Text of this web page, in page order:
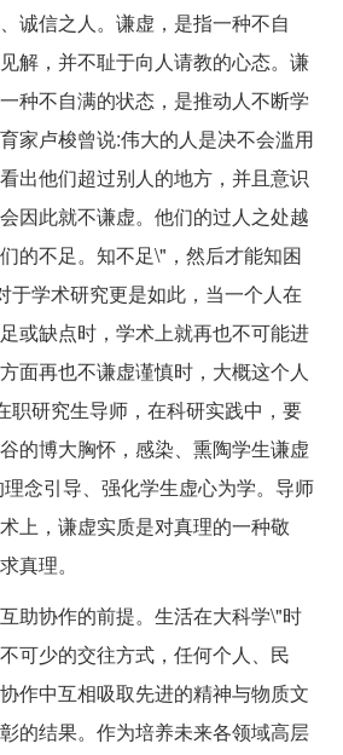
诚信之人。谦虚，是指一种不自
解，并不耻于向人请教的心态。谦
种不自满的状态，是推动人不断学
家卢梭曾说:伟大的人是决不会滥用
出他们超过别人的地方，并且意识
因此就不谦虚。他们的过人之处越
的不足。知不足\"，然后才能知困
于学术研究更是如此，当一个人在
或缺点时，学术上就再也不可能进
面再也不谦虚谨慎时，大概这个人
研究生导师，在科研实践中，要
的博大胸怀，感染、熏陶学生谦虚
念引导、强化学生虚心为学。导师
上，谦虚实质是对真理的一种敬
真理。
助协作的前提。生活在大科学\"时
可少的交往方式，任何个人、民
作中互相吸取先进的精神与物质文
的结果。作为培养未来各领域高层